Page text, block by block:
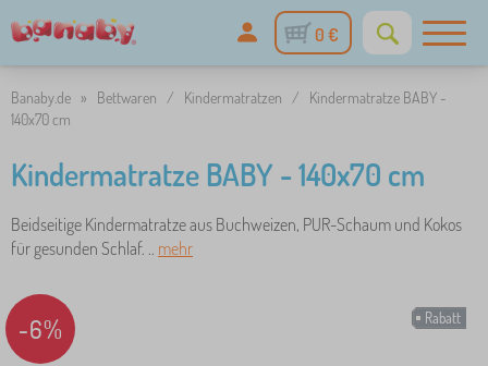
0 €
Banaby.de » Bettwaren / Kindermatratzen /
Kindermatratze BABY -
140x70 cm
Kindermatratze BABY - 140x70 cm
Beidseitige Kindermatratze aus Buchweizen, PUR-Schaum und Kokos
für gesunden Schlaf. .. mehr
Rabatt
-6%